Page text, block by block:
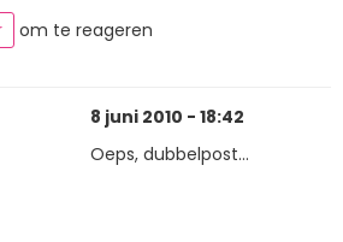
om te reageren
8 juni 2010 - 18:42
Oeps, dubbelpost...